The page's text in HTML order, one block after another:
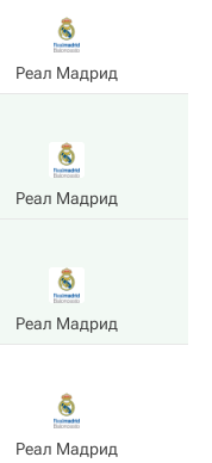
Реал Мадрид
Реал Мадрид
Реал Мадрид
Реал Мадрид